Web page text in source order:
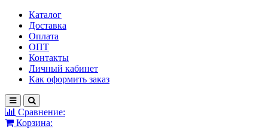
Каталог
Доставка
Оплата
ОПТ
Контакты
Личный кабинет
Как оформить заказ
Сравнение:
Корзина: